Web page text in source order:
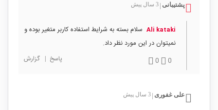
پشتیبانی | 3 سال پیش
Ali kataki سلام بسته به شرایط استفاده کاربر متغیر بوده و
نمیتوان در این مورد نظر داد.
0
0 پاسخ | گزارش
علی غفوری | 3 سال پیش